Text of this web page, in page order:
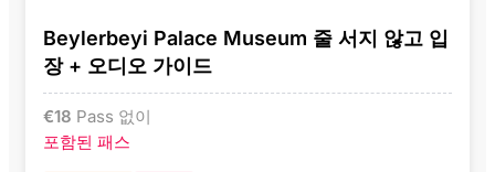
Beylerbeyi Palace Museum 줄 서지 않고 입
장 + 오디오 가이드
€18 Pass 없이
포함된 패스